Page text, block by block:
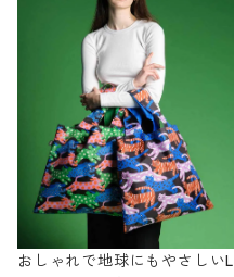
おしゃれで地球にもやさしいL